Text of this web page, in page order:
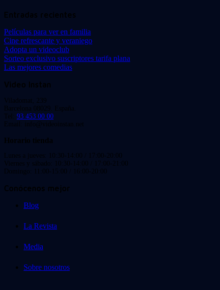
Entradas recientes
Películas para ver en familia
Cine refrescante y veraniego
Adopta un videoclub
Sorteo exclusivo suscriptores tarifa plana
Las mejores comedias
Video Instan
Viladomat, 239
Barcelona 08029. España.
Tel: 93 453 00 00
Email: info@videoinstan.net
Horario tienda
Lunes a jueves: 10:30-14:00 / 17:00-20:00
Viernes y sábado: 10:30-14:00 / 17:00-21:00
Domingo: 11:00-15:00 / 16:00-20:00
Conócenos mejor
Blog
La Revista
Media
Sobre nosotros